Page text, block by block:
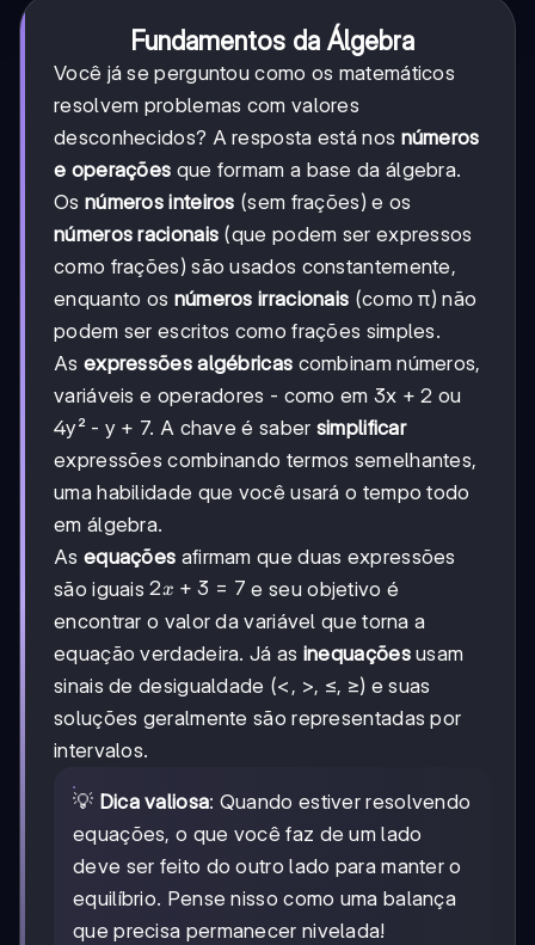
Fundamentos da Álgebra
Você já se perguntou como os matemáticos
resolvem problemas com valores
desconhecidos? A resposta está nos números
e operações que formam a base da álgebra.
Os números inteiros (sem frações) e os
números racionais (que podem ser expressos
como frações) são usados constantemente,
enquanto os números irracionais (como π) não
podem ser escritos como frações simples.
As expressões algébricas combinam números,
variáveis e operadores - como em 3x + 2 ou
4y² - y + 7. A chave é saber simplificar
expressões combinando termos semelhantes,
uma habilidade que você usará o tempo todo
em álgebra.
As equações afirmam que duas expressões
são iguais2x
+
3
=
7
2x + 3 = 7 e seu objetivo é
encontrar o valor da variável que torna a
equação verdadeira. Já as inequaçõesusam
sinais de desigualdade (<, >, ≤, ≥) e suas
soluções geralmente são representadas por
intervalos.
💡 Dica valiosa: Quando estiver resolvendo
equações, o que você faz de um lado
deve ser feito do outro lado para manter o
equilíbrio. Pense nisso como uma balança
que precisa permanecer nivelada!